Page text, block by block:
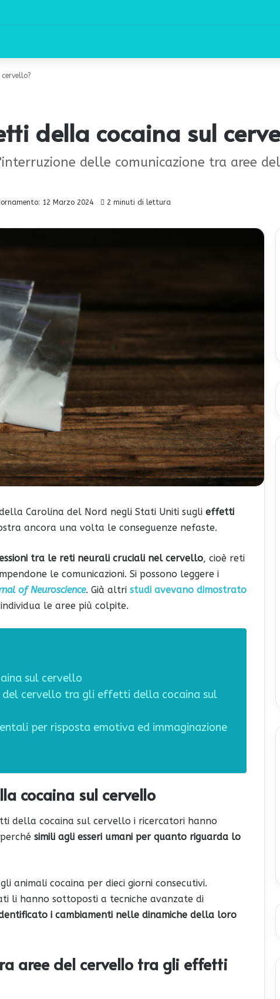
della cocaina sul
delle comunicazione tra aree
12 Marzo 2024 2 minuti di lettura
Carolina del Nord negli Stati Uniti sugli effetti
ancora una volta le conseguenze nefaste.
tra le reti neurali cruciali nel cervello, cioè reti
le comunicazioni. Si possono leggere i
of Neuroscience. Già altri studi avevano dimostrato
le aree più colpite.
sul cervello
del cervello tra gli effetti della cocaina sul
per risposta emotiva ed immaginazione
cocaina sul cervello
della cocaina sul cervello i ricercatori hanno
simili agli esseri umani per quanto riguarda lo
animali cocaina per dieci giorni consecutivi.
li hanno sottoposti a tecniche avanzate di
i cambiamenti nelle dinamiche della loro
aree del cervello tra gli effetti